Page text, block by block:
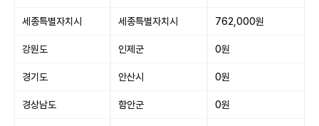
세종특별자치시 세종특별자치시 762,000원
강원도 인제군 0원
경기도 안산시 0원
경상남도 함안군 0원